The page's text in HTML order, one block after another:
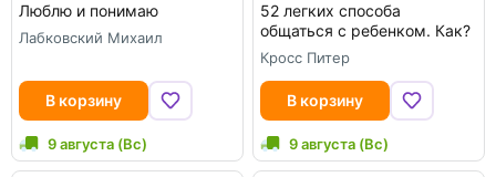
Люблю и понимаю
Лабковский Михаил
В корзину
9 августа (Вс)
52 легких способа
общаться с ребенком. Как?
Кросс Питер
В корзину
9 августа (Вс)